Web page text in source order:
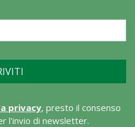
privacy, presto il consenso
l'invio di newsletter.